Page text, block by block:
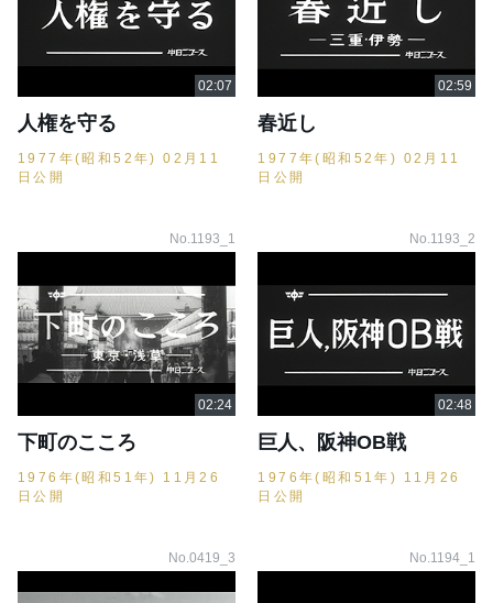
人権を守る
1977年(昭和52年) 02月11
日公開
春近し
1977年(昭和52年) 02月11
日公開
No.1193_1
下町のこころ
1976年(昭和51年) 11月26
日公開
No.1193_2
巨人、阪神OB戦
1976年(昭和51年) 11月26
日公開
No.0419_3 No.1194_1